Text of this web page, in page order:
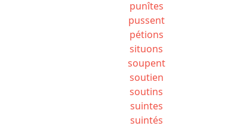
punîtes
pussent
pétions
situons
soupent
soutien
soutins
suintes
suintés